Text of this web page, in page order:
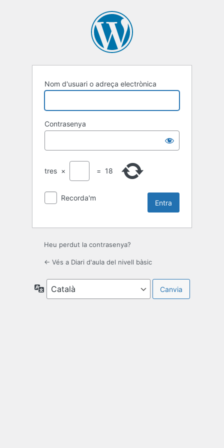
Nom d'usuari o adreça electrònica
Contrasenya
tres × = 18
Recorda'm
Heu perdut la contrasenya?
← Vés a Diari d'aula del nivell bàsic
Idioma